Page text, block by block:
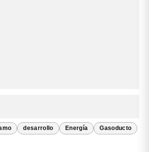
desarrollo Energía Gasoducto